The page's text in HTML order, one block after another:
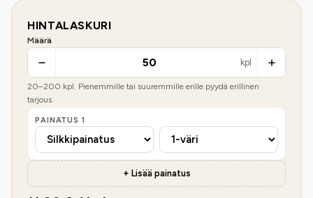
HINTALASKURI
Määrä
kpl
20–200 kpl. Pienemmille tai suuremmille erille pyydä erillinen
tarjous.
PAINATUS 1
+ Lisää painatus